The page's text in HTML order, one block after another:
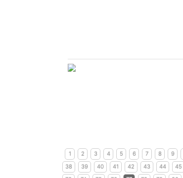
1 2 3 4 5 6 7 8 9
38
39 40 41 42 43 44 45